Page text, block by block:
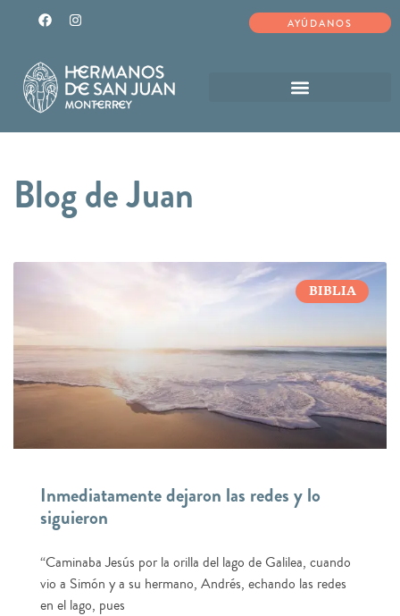
AYÚDANOS
Blog de Juan
BIBLIA
Inmediatamente dejaron las redes y lo
siguieron
“Caminaba Jesús por la orilla del lago de Galilea, cuando
vio a Simón y a su hermano, Andrés, echando las redes
en el lago, pues